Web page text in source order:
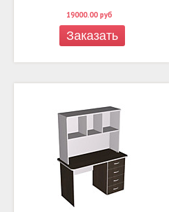
19000.00 руб
Заказать